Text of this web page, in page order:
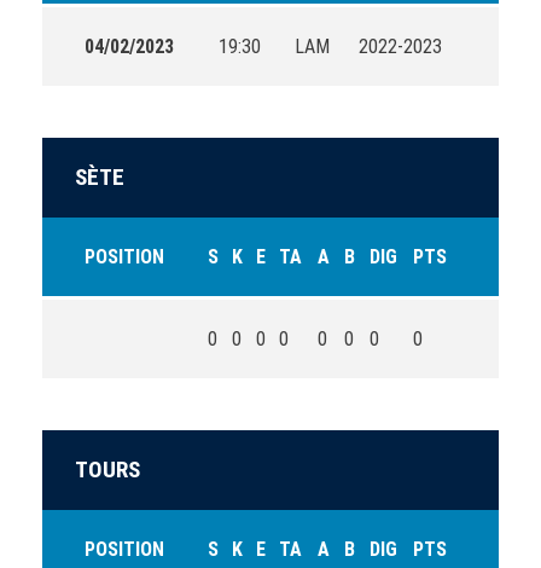
04/02/2023 19:30 LAM 2022-2023
SÈTE
POSITION S K E TA A B DIG PTS
0 0 0 0 0 0 0 0
TOURS
POSITION S K E TA A B DIG PTS